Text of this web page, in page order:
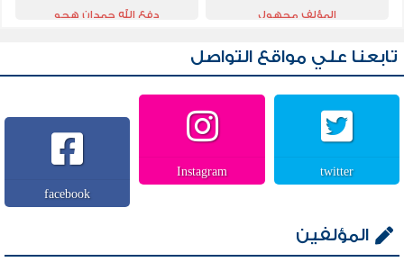
المؤلف مجهول دفع الله حمدان هجو
تابعنا علي مواقع التواصل
twitter
Instagram
facebook
المؤلفين